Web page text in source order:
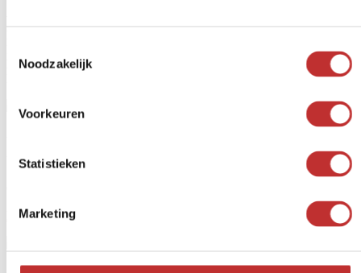
Noodzakelijk
Voorkeuren
Statistieken
Marketing
hoogwaardige waterfilters voor thuis, op reis of voor de
Vanaf
Bekijk product